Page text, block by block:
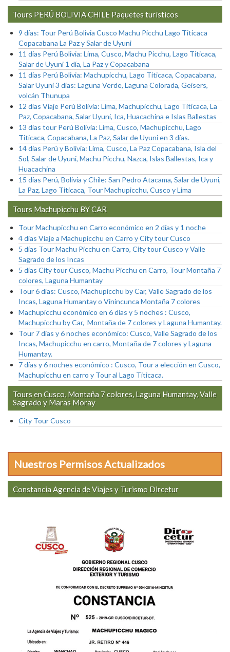
Tours PERÚ BOLIVIA CHILE Paquetes turísticos
9 días: Tour Perú Bolivia Cusco Machu Picchu Lago Titicaca
Copacabana La Paz y Salar de Uyuni
11 días Perú Bolivia: Lima, Cusco, Machu Picchu, Lago Titicaca,
Salar de Uyuni 1 día, La Paz y Copacabana
11 días Perú Bolivia: Machupicchu, Lago Titicaca, Copacabana,
Salar Uyuni 3 días: Laguna Verde, Laguna Colorada, Geisers,
volcán Thunupa
12 días Viaje Perú Bolivia: Lima, Machupicchu, Lago Titicaca, La
Paz, Copacabana, Salar Uyuni, Ica, Huacachina e Islas Ballestas
13 días tour Perú Bolivia: Lima, Cusco, Machupicchu, Lago
Titicaca, Copacabana, La Paz, Salar de Uyuni en 3 días.
14 días Perú y Bolivia: Lima, Cusco, La Paz Copacabana, Isla del
Sol, Salar de Uyuni, Machu Picchu, Nazca, Islas Ballestas, Ica y
Huacachina
15 días Perú, Bolivia y Chile: San Pedro Atacama, Salar de Uyuni,
La Paz, Lago Titicaca, Tour Machupicchu, Cusco y Lima
Tours Machupicchu BY CAR
Tour Machupicchu en Carro económico en 2 días y 1 noche
4 días Viaje a Machupicchu en Carro y City tour Cusco
5 días Tour Machu Picchu en Carro, City tour Cusco y Valle
Sagrado de los Incas
5 días City tour Cusco, Machu Picchu en Carro, Tour Montaña 7
colores, Laguna Humantay
Tour 6 días: Cusco, Machupicchu by Car, Valle Sagrado de los
Incas, Laguna Humantay o Vinincunca Montaña 7 colores
Machupicchu económico en 6 días y 5 noches : Cusco,
Machupicchu by Car, Montaña de 7 colores y Laguna Humantay.
Tour 7 días y 6 noches económico: Cusco, Valle Sagrado de los
Incas, Machupicchu en carro, Montaña de 7 colores y Laguna
Humantay.
7 días y 6 noches económico : Cusco, Tour a elección en Cusco,
Machupicchu en carro y Tour al Lago Titicaca.
Tours en Cusco, Montaña 7 colores, Laguna Humantay, Valle
Sagrado y Maras Moray
City Tour Cusco
Nuestros Permisos Actualizados
Constancia Agencia de Viajes y Turismo Dircetur